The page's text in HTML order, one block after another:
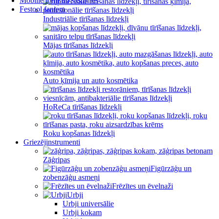
Festool faniem
Industriālie tīrīšanas līdzekļi
Mājas tīrīšanas līdzekļi
Auto ķīmija un auto kosmētika
HoReCa tīrīšanas līdzekļi
Roku kopšanas līdzekļi
Griezējinstrumenti
Zāģripas
Figūrzāģu un
zobenzāģu asmeņi
Frēzītes un ēvelnaži
Urbji
Urbji universālie
Urbji kokam